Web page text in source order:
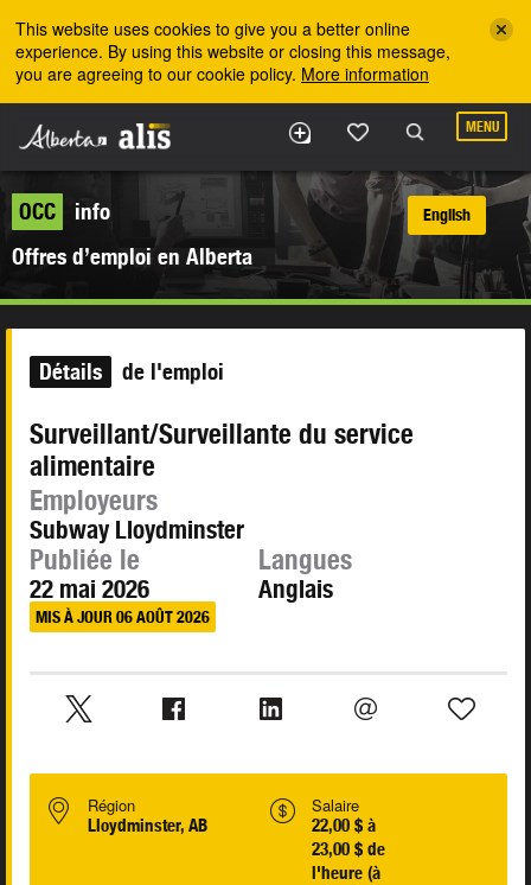
This website uses cookies to give you a better online
experience. By using this website or closing this message,
you are agreeing to our cookie policy. More information
MENU
OCC
info
Offres d’emploi en Alberta
English
Détails de l'emploi
Surveillant/Surveillante du service
alimentaire
Employeurs
Subway Lloydminster
Publiée le
22 mai 2026
MIS À JOUR 06 AOÛT 2026
Langues
Anglais
Région
Lloydminster, AB
Salaire
22,00 $ à
23,00 $ de
l'heure (à